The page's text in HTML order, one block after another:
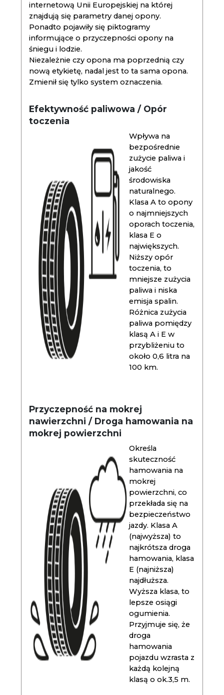
internetową Unii Europejskiej na której
znajdują się parametry danej opony.
Ponadto pojawiły się piktogramy
informujące o przyczepności opony na
śniegu i lodzie.
Niezależnie czy opona ma poprzednią czy
nową etykietę, nadal jest to ta sama opona.
Zmienił się tylko system oznaczenia.
Efektywność paliwowa / Opór
toczenia
Wpływa na
bezpośrednie
zużycie paliwa i
jakość
środowiska
naturalnego.
Klasa A to opony
o najmniejszych
oporach toczenia,
klasa E o
największych.
Niższy opór
toczenia, to
mniejsze zużycia
paliwa i niska
emisja spalin.
Różnica zużycia
paliwa pomiędzy
klasą A i E w
przybliżeniu to
około 0,6 litra na
100 km.
Przyczepność na mokrej
nawierzchni / Droga hamowania na
mokrej powierzchni
Określa
skuteczność
hamowania na
mokrej
powierzchni, co
przekłada się na
bezpieczeństwo
jazdy. Klasa A
(najwyższa) to
najkrótsza droga
hamowania, klasa
E (najniższa)
najdłuższa.
Wyższa klasa, to
lepsze osiągi
ogumienia.
Przyjmuje się, że
droga
hamowania
pojazdu wzrasta z
każdą kolejną
klasą o ok.3,5 m.